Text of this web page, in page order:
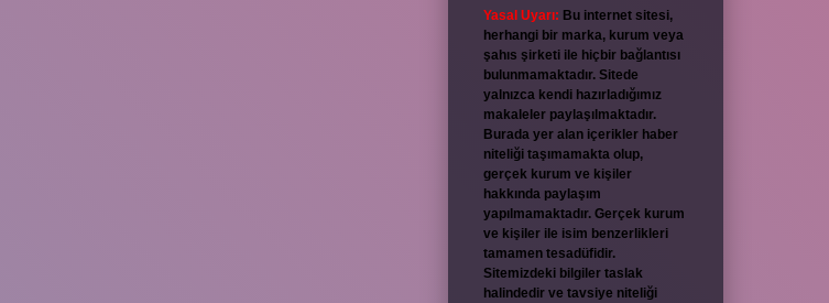
Yasal Uyarı: Bu internet sitesi,
herhangi bir marka, kurum veya
şahıs şirketi ile hiçbir bağlantısı
bulunmamaktadır. Sitede
yalnızca kendi hazırladığımız
makaleler paylaşılmaktadır.
Burada yer alan içerikler haber
niteliği taşımamakta olup,
gerçek kurum ve kişiler
hakkında paylaşım
yapılmamaktadır. Gerçek kurum
ve kişiler ile isim benzerlikleri
tamamen tesadüfidir.
Sitemizdeki bilgiler taslak
halindedir ve tavsiye niteliği